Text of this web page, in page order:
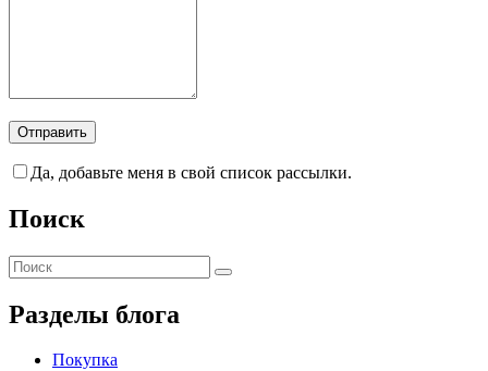
Да, добавьте меня в свой список рассылки.
Поиск
Разделы блога
Покупка